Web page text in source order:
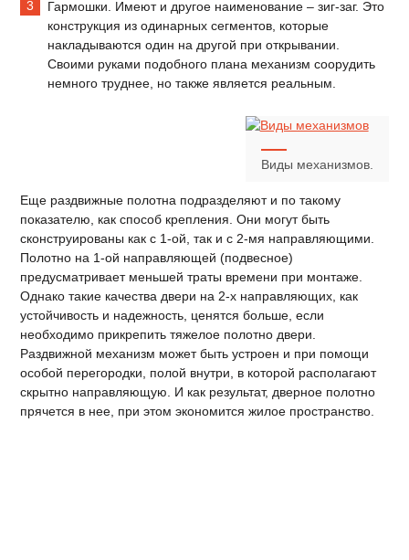
Гармошки. Имеют и другое наименование – зиг-заг. Это
конструкция из одинарных сегментов, которые
накладываются один на другой при открывании.
Своими руками подобного плана механизм соорудить
немного труднее, но также является реальным.
Виды механизмов.
Еще раздвижные полотна подразделяют и по такому
показателю, как способ крепления. Они могут быть
сконструированы как с 1-ой, так и с 2-мя направляющими.
Полотно на 1-ой направляющей (подвесное)
предусматривает меньшей траты времени при монтаже.
Однако такие качества двери на 2-х направляющих, как
устойчивость и надежность, ценятся больше, если
необходимо прикрепить тяжелое полотно двери.
Раздвижной механизм может быть устроен и при помощи
особой перегородки, полой внутри, в которой располагают
скрытно направляющую. И как результат, дверное полотно
прячется в нее, при этом экономится жилое пространство.